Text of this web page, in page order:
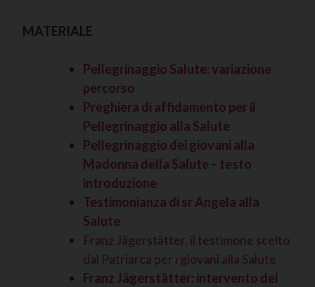
MATERIALE
Pellegrinaggio Salute: variazione
percorso
Preghiera di affidamento per il
Pellegrinaggio alla Salute
Pellegrinaggio dei giovani alla
Madonna della Salute – testo
introduzione
Testimonianza di sr Angela alla
Salute
Franz Jägerstätter, il testimone scelto
dal Patriarca per i giovani alla Salute
Franz Jägerstätter: intervento del